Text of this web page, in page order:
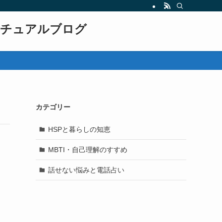
ュアルブログ
カテゴリー
HSPと暮らしの知恵
MBTI・自己理解のすすめ
話せない悩みと電話占い